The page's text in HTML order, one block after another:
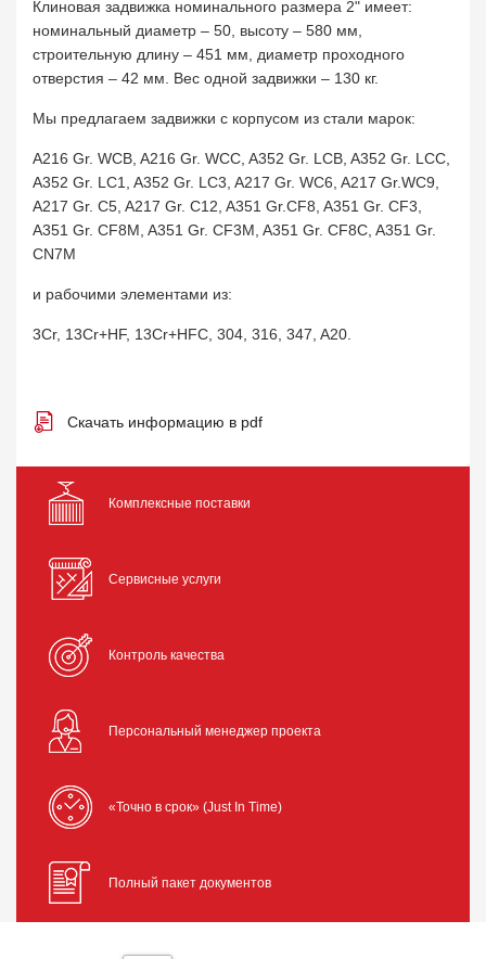
Клиновая задвижка номинального размера 2" имеет:
номинальный диаметр – 50, высоту – 580 мм,
строительную длину – 451 мм, диаметр проходного
отверстия – 42 мм. Вес одной задвижки – 130 кг.
Мы предлагаем задвижки с корпусом из стали марок:
A216 Gr. WCB, A216 Gr. WCC, A352 Gr. LCB, A352 Gr. LCC,
A352 Gr. LC1, A352 Gr. LC3, A217 Gr. WC6, A217 Gr.WC9,
A217 Gr. C5, A217 Gr. C12, A351 Gr.CF8, A351 Gr. CF3,
A351 Gr. CF8M, A351 Gr. CF3M, A351 Gr. CF8C, A351 Gr.
CN7M
и рабочими элементами из:
3Cr, 13Cr+HF, 13Cr+HFC, 304, 316, 347, A20.
Скачать информацию в pdf
Комплексные поставки
Сервисные услуги
Контроль качества
Персональный менеджер проекта
«Точно в срок» (Just In Time)
Полный пакет документов